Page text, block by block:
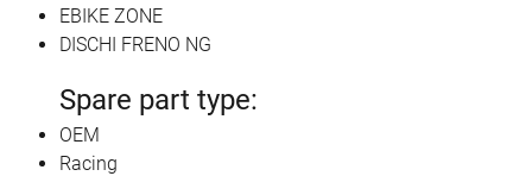
EBIKE ZONE
DISCHI FRENO NG
Spare part type:
OEM
Racing